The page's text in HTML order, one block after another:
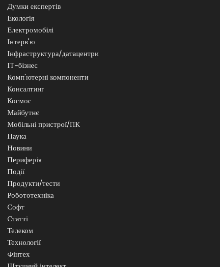
Думки експертів
Екологія
Електромобілі
Інтерв'ю
Інфраструктура/датацентри
ІТ-бізнес
Комп'ютерні компоненти
Консалтинг
Космос
Майбутнє
Мобільні пристрої/ПК
Наука
Новини
Периферія
Події
Продукти/тести
Робототехніка
Софт
Статті
Телеком
Технології
Фінтех